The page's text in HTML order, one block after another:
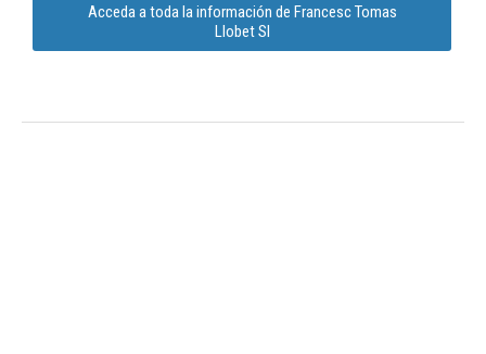
Acceda a toda la información de Francesc Tomas
Llobet Sl